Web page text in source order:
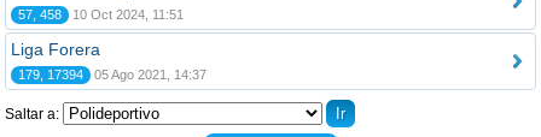
57, 458 10 Oct 2024, 11:51
Liga Forera
179, 17394 05 Ago 2021, 14:37
Saltar a: